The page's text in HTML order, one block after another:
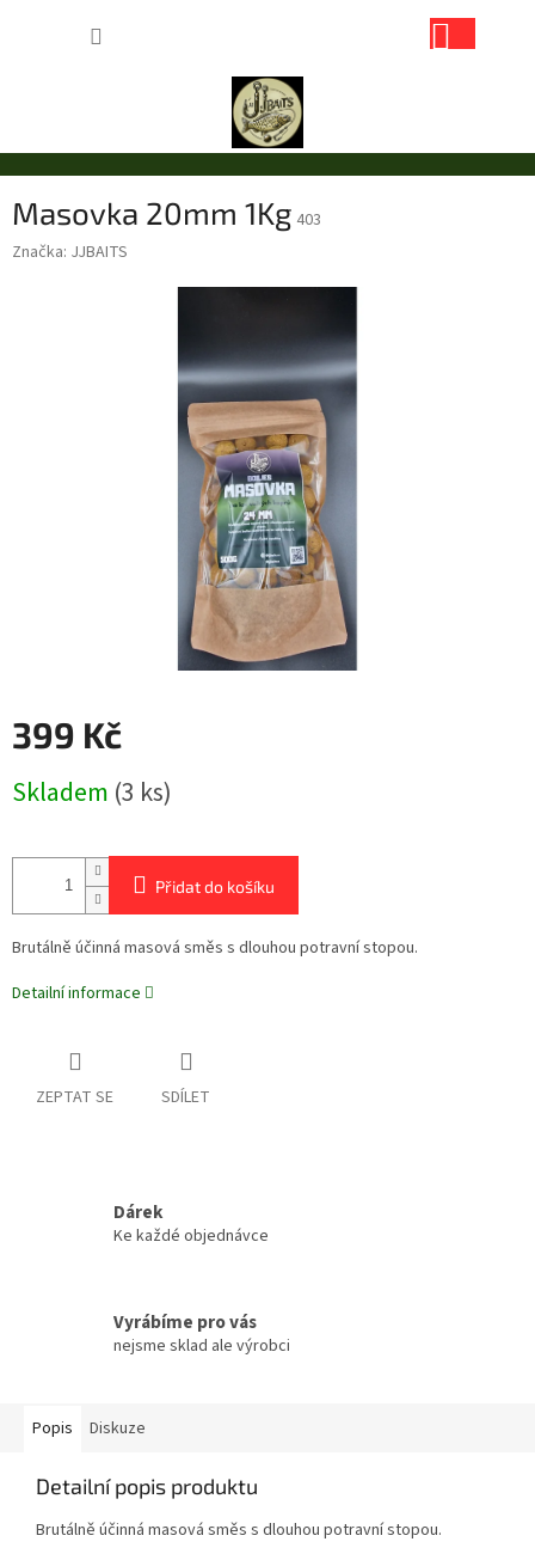
Masovka 20mm 1Kg 403
Značka: JJBAITS
399 Kč
cena:
Skladem (3 ks)
Přidat do košíku
Brutálně účinná masová směs s dlouhou potravní stopou.
Detailní informace
ZEPTAT SE SDÍLET
Dárek
Ke každé objednávce
Vyrábíme pro vás
nejsme sklad ale výrobci
Popis Diskuze
Detailní popis produktu
Brutálně účinná masová směs s dlouhou potravní stopou.